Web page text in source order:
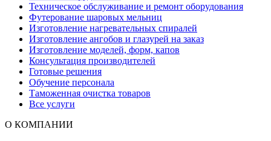
Техническое обслуживание и ремонт оборудования
Футерование шаровых мельниц
Изготовление нагревательных спиралей
Изготовление ангобов и глазурей на заказ
Изготовление моделей, форм, капов
Консультация производителей
Готовые решения
Обучение персонала
Таможенная очистка товаров
Все услуги
О КОМПАНИИ